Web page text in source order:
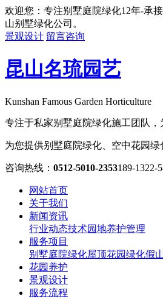
欢迎您：专注别墅庭院绿化12年-承
山别墅绿化公司。
景观设计 留言咨询
昆山名琉园艺
Kunshan Famous Garden Horticulture
专注于私家别墅庭院绿化施工团队
为您提供别墅庭院绿化、空中花园
咨询热线： 0512-5010-2353189-1322-
网站首页
关于我们
新闻资讯
行业动态技术园地养护管理
服务项目
别墅庭院绿化屋顶花园绿化假
花园养护
景观设计
服务流程